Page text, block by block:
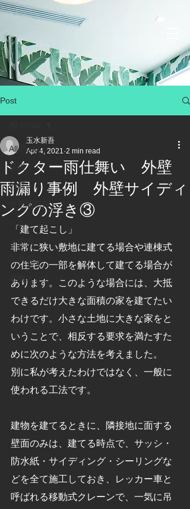
Post
All Posts
屋根
外壁
外壁開口部
バルコニー
その他
工事現場
建物メンテ
ドクター雨仕舞い 外壁
雨漏り事例 外壁サイディ
ングの浮き③
玉水新吾
Apr 4, 2021 2 min read
「建て起こし」
非常に狭い敷地に建てる場合や連棟式
の住宅の一部を解体して建てる場合が
あります。このような場合には、大抵
できるだけ大きな面積の家を建てたい
わけです。小さな土地に大きな家をと
いうことで、相反する要求を満たすた
めに次のような方法を考えました。
別に私が考えたわけではなく、一般に
使われる工法です。
建物を建てるときに、隣接地に面する
壁面のみは、建てる時点で、サッシ・
防水紙・サイディング・シーリングな
どを全て施工しておき、レッカー車と
呼ばれる移動式クレーンで、一気に吊